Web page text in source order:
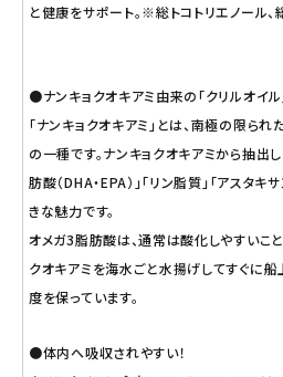
と健康をサポート。※総トコトリエノール、
●ナンキョクオキアミ由来の「クリルオイル
「ナンキョクオキアミ」とは、南極の限ら
の一種です。ナンキョクオキアミから抽出
肪酸（DHA・EPA）」「リン脂質」「アスタ
きな魅力です。
オメガ3脂肪酸は、通常は酸化しやすいこ
クオキアミを海水ごと水揚げしてすぐに
度を保っています。
●体内へ吸収されやすい！